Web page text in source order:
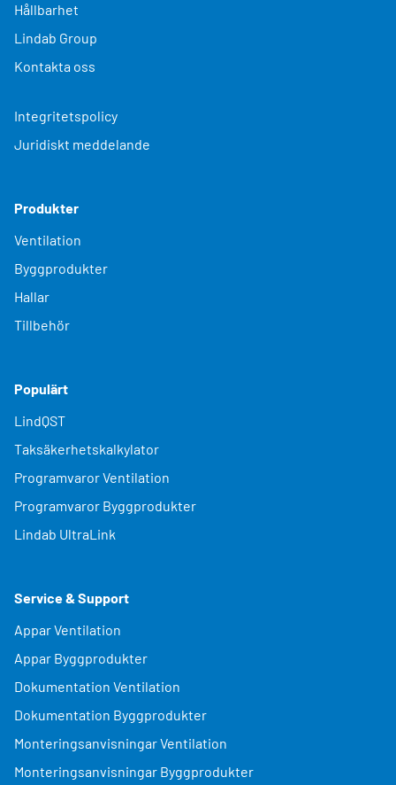
Hållbarhet
Lindab Group
Kontakta oss
Integritetspolicy
Juridiskt meddelande
Produkter
Ventilation
Byggprodukter
Hallar
Tillbehör
Populärt
LindQST
Taksäkerhetskalkylator
Programvaror Ventilation
Programvaror Byggprodukter
Lindab UltraLink
Service & Support
Appar Ventilation
Appar Byggprodukter
Dokumentation Ventilation
Dokumentation Byggprodukter
Monteringsanvisningar Ventilation
Monteringsanvisningar Byggprodukter